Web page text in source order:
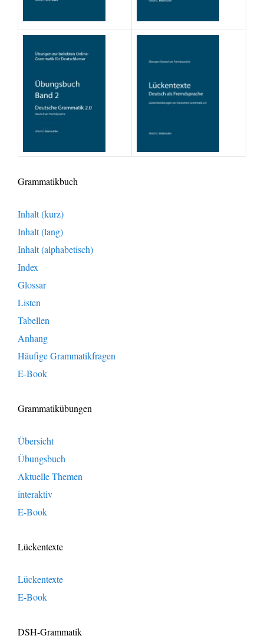
Grammatikbuch
Inhalt (kurz)
Inhalt (lang)
Inhalt (alphabetisch)
Index
Glossar
Listen
Tabellen
Anhang
Häufige Grammatikfragen
E-Book
Grammatikübungen
Übersicht
Übungsbuch
Aktuelle Themen
interaktiv
E-Book
Lückentexte
Lückentexte
E-Book
DSH-Grammatik